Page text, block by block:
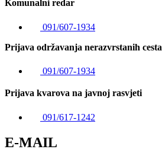
Komunalni redar
091/607-1934
Prijava održavanja nerazvrstanih cesta
091/607-1934
Prijava kvarova na javnoj rasvjeti
091/617-1242
E-MAIL